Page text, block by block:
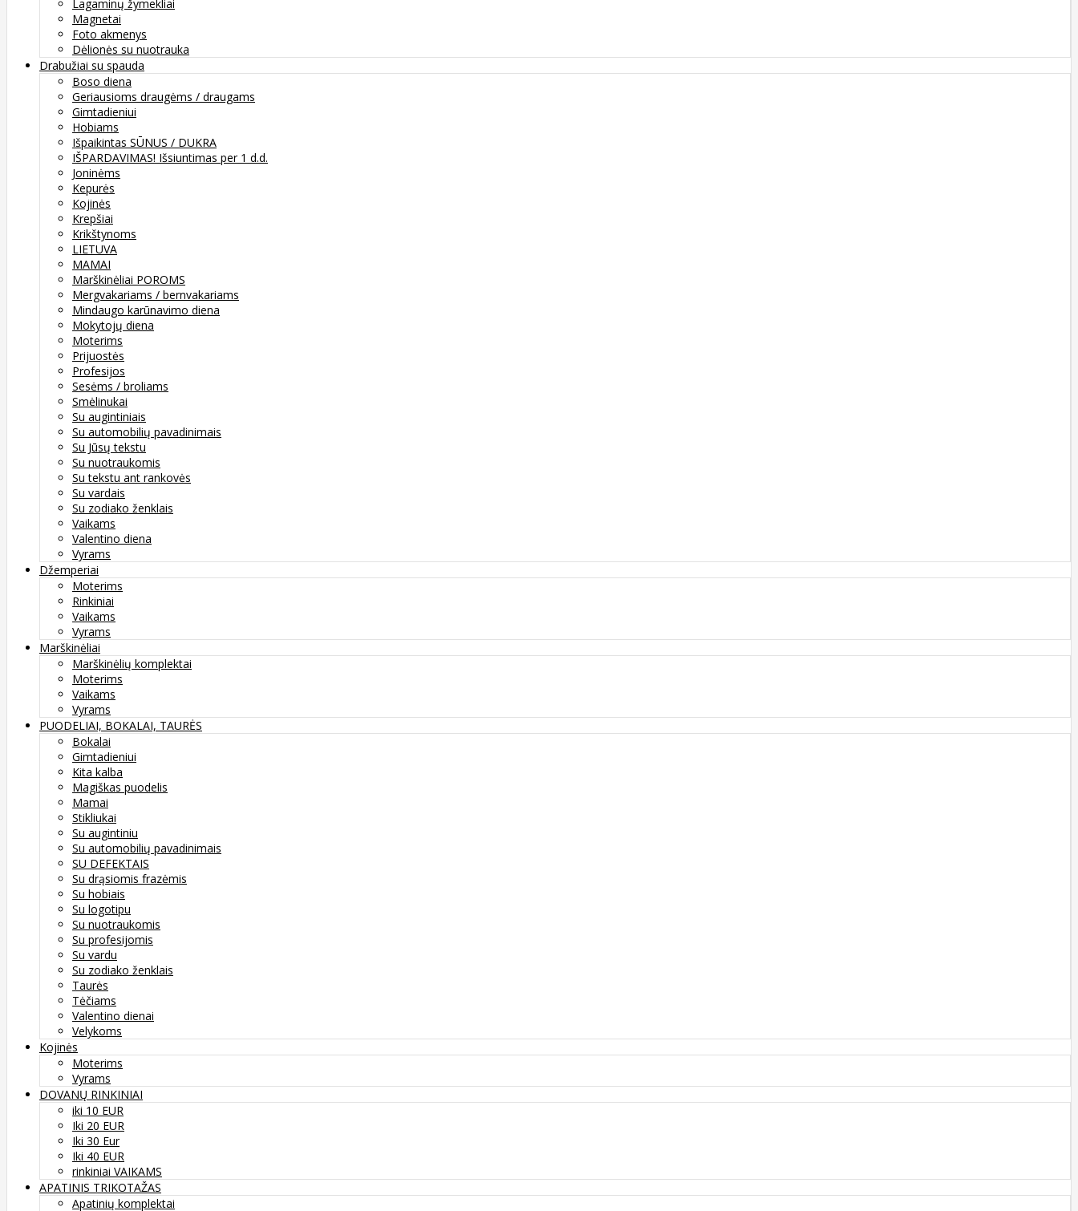
Lagaminų žymekliai
Magnetai
Foto akmenys
Dėlionės su nuotrauka
Drabužiai su spauda
Boso diena
Geriausioms draugėms / draugams
Gimtadieniui
Hobiams
Išpaikintas SŪNUS / DUKRA
IŠPARDAVIMAS! Išsiuntimas per 1 d.d.
Joninėms
Kepurės
Kojinės
Krepšiai
Krikštynoms
LIETUVA
MAMAI
Marškinėliai POROMS
Mergvakariams / bernvakariams
Mindaugo karūnavimo diena
Mokytojų diena
Moterims
Prijuostės
Profesijos
Sesėms / broliams
Smėlinukai
Su augintiniais
Su automobilių pavadinimais
Su Jūsų tekstu
Su nuotraukomis
Su tekstu ant rankovės
Su vardais
Su zodiako ženklais
Vaikams
Valentino diena
Vyrams
Džemperiai
Moterims
Rinkiniai
Vaikams
Vyrams
Marškinėliai
Marškinėlių komplektai
Moterims
Vaikams
Vyrams
PUODELIAI, BOKALAI, TAURĖS
Bokalai
Gimtadieniui
Kita kalba
Magiškas puodelis
Mamai
Stikliukai
Su augintiniu
Su automobilių pavadinimais
SU DEFEKTAIS
Su drąsiomis frazėmis
Su hobiais
Su logotipu
Su nuotraukomis
Su profesijomis
Su vardu
Su zodiako ženklais
Taurės
Tėčiams
Valentino dienai
Velykoms
Kojinės
Moterims
Vyrams
DOVANŲ RINKINIAI
iki 10 EUR
Iki 20 EUR
Iki 30 Eur
Iki 40 EUR
rinkiniai VAIKAMS
APATINIS TRIKOTAŽAS
Apatinių komplektai